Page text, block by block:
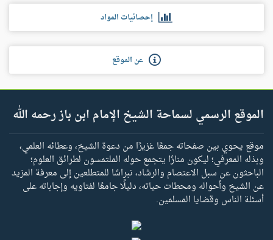
إحصائيات المواد
عن الموقع
الموقع الرسمي لسماحة الشيخ الإمام ابن باز رحمه الله
موقع يحوي بين صفحاته جمعًا غزيرًا من دعوة الشيخ، وعطائه العلمي،
وبذله المعرفي؛ ليكون منارًا يتجمع حوله الملتمسون لطرائق العلوم؛
الباحثون عن سبل الاعتصام والرشاد، نبراسًا للمتطلعين إلى معرفة المزيد
عن الشيخ وأحواله ومحطات حياته، دليلًا جامعًا لفتاويه وإجاباته على
أسئلة الناس وقضايا المسلمين.